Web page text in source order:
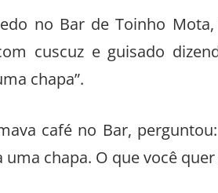
no Bar de Toinho
cuscuz e guisado
chapa”.
café no Bar,
chapa. O que você quer